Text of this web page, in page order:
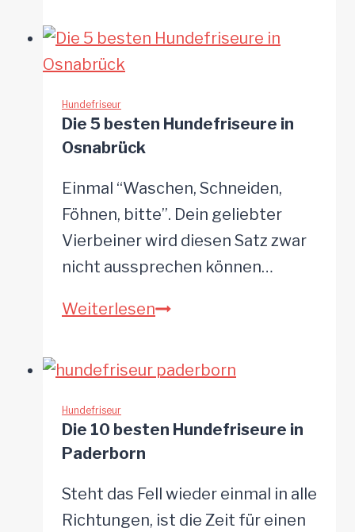
besten
und
Hundefriseur
Die 5 besten Hundefriseure in
Osnabrück
Einmal “Waschen, Schneiden,
Föhnen, bitte”. Dein geliebter
Vierbeiner wird diesen Satz zwar
nicht aussprechen können…
WeiterlesenDie
besten
Osnabrück
Hundefriseur
Die 10 besten Hundefriseure in
Paderborn
Steht das Fell wieder einmal in alle
Richtungen, ist die Zeit für einen